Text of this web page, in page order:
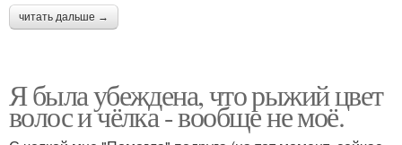
читать дальше →
Я была убеждена, что рыжий цвет
волос и чёлка - вообще не моё.